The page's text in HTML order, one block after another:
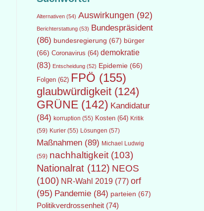
Alternativen(54) Auswirkungen (92)
Berichterstattung(53) Bundespräsident
(86) bundesregierung (67) bürger
(66) Coronavirus (64) demokratie
(83) Entscheidung(52) Epidemie(66)
Folgen(62) FPÖ (155)
glaubwürdigkeit(124)
GRÜNE(142) Kandidatur
(84) korruption (55) Kosten(64) Kritik
(59) Kurier(55) Lösungen (57)
Maßnahmen(89) Michael Ludwig
(59) nachhaltigkeit(103)
Nationalrat(112) NEOS
(100) NR-Wahl 2019(77) orf
(95) Pandemie(84) parteien (67)
Politikverdrossenheit(74)